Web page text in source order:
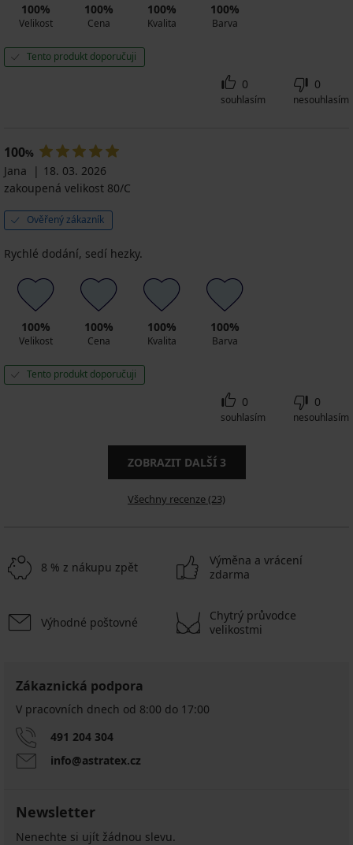
100%
Velikost
100%
Cena
100%
Kvalita
100%
Barva
Tento produkt doporučuji
0
souhlasím
0
nesouhlasím
100%
Jana
18. 03. 2026
zakoupená velikost 80/C
Ověřený zákazník
Rychlé dodání, sedí hezky.
100%
Velikost
100%
Cena
100%
Kvalita
100%
Barva
Tento produkt doporučuji
0
souhlasím
0
nesouhlasím
ZOBRAZIT DALŠÍ 3
Všechny recenze (23)
8 % z nákupu zpět
Výměna a vrácení
zdarma
Výhodné poštovné
Chytrý průvodce
velikostmi
Zákaznická podpora
V pracovních dnech od 8:00 do 17:00
491 204 304
info@astratex.cz
Newsletter
Nenechte si ujít žádnou slevu.